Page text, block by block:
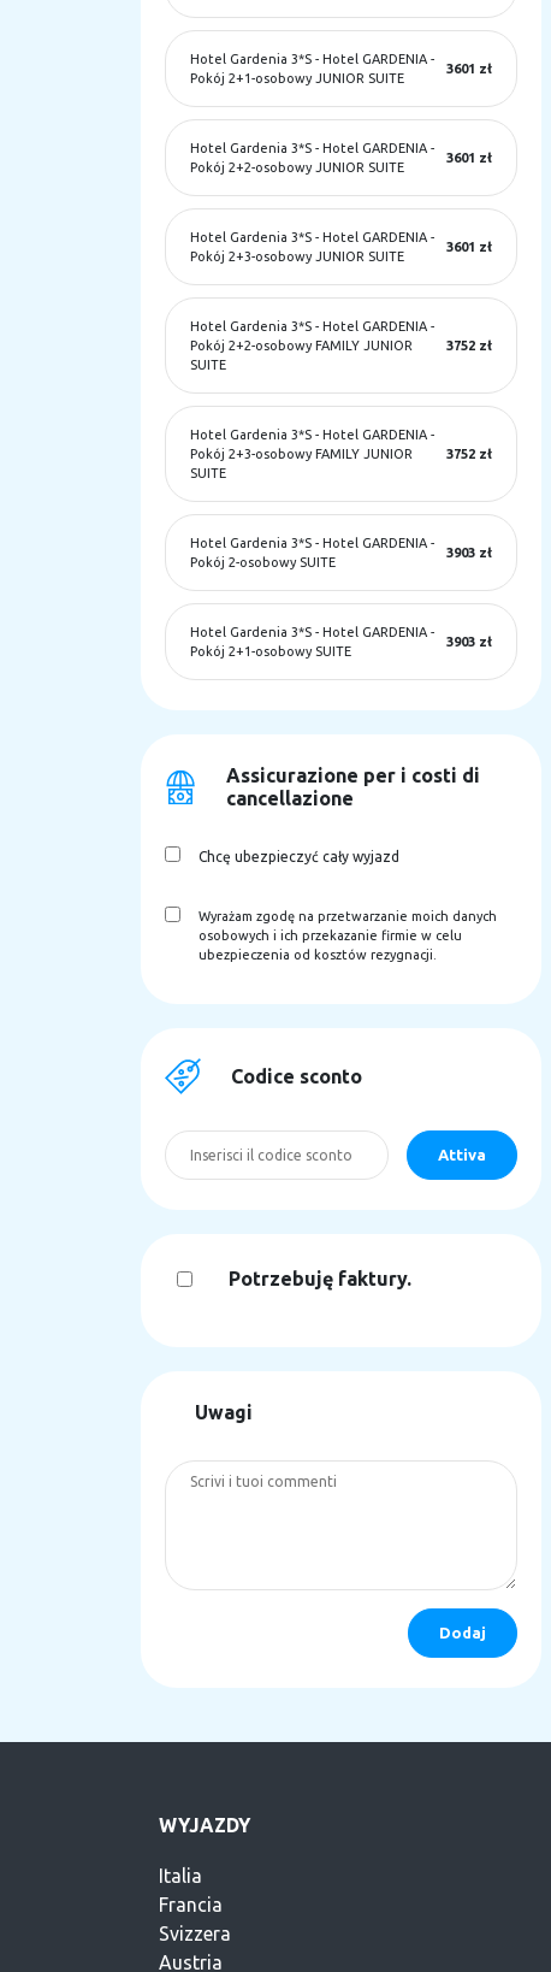
Hotel Gardenia 3*S - Hotel GARDENIA -
Pokój 2+1-osobowy JUNIOR SUITE
3601 zł
Hotel Gardenia 3*S - Hotel GARDENIA -
Pokój 2+2-osobowy JUNIOR SUITE
3601 zł
Hotel Gardenia 3*S - Hotel GARDENIA -
Pokój 2+3-osobowy JUNIOR SUITE
3601 zł
Hotel Gardenia 3*S - Hotel GARDENIA -
Pokój 2+2-osobowy FAMILY JUNIOR
SUITE
3752 zł
Hotel Gardenia 3*S - Hotel GARDENIA -
Pokój 2+3-osobowy FAMILY JUNIOR
SUITE
3752 zł
Hotel Gardenia 3*S - Hotel GARDENIA -
Pokój 2-osobowy SUITE
3903 zł
Hotel Gardenia 3*S - Hotel GARDENIA -
Pokój 2+1-osobowy SUITE
3903 zł
Assicurazione per i costi di
cancellazione
Chcę ubezpieczyć cały wyjazd
Wyrażam zgodę na przetwarzanie moich danych
osobowych i ich przekazanie firmie w celu
ubezpieczenia od kosztów rezygnacji.
Codice sconto
Potrzebuję faktury.
Uwagi
WYJAZDY
Italia
Francia
Svizzera
Austria